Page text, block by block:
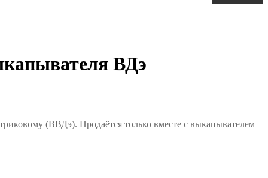
ВДэ
(ВВДэ). Продаётся только вместе с выкапывателем